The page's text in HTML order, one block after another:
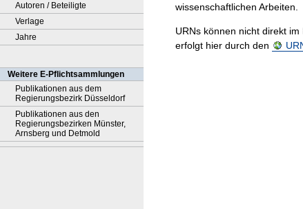
Autoren / Beteiligte
Verlage
Jahre
Weitere E-Pflichtsammlungen
Publikationen aus dem
Regierungsbezirk Düsseldorf
Publikationen aus den
Regierungsbezirken Münster,
Arnsberg und Detmold
wissenschaftlichen Arbeiten.
URNs können nicht direkt
erfolgt hier durch den